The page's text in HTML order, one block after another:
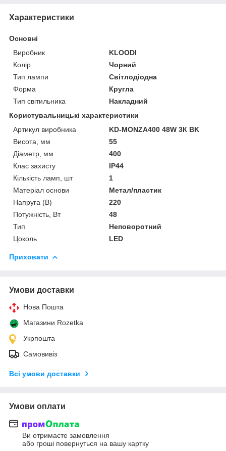
Характеристики
Основні
Виробник
KLOODI
Колір
Чорний
Тип лампи
Світлодіодна
Форма
Кругла
Тип світильника
Накладний
Користувальницькі характеристики
Артикул виробника
KD-MONZA400 48W 3К BK
Висота, мм
55
Діаметр, мм
400
Клас захисту
IP44
Кількість ламп, шт
1
Матеріал основи
Метал/пластик
Напруга (В)
220
Потужність, Вт
48
Тип
Неповоротний
Цоколь
LED
Приховати
Умови доставки
Нова Пошта
Магазини Rozetka
Укрпошта
Самовивіз
Всі умови доставки
Умови оплати
Ви отримаєте замовлення
або гроші повернуться на вашу картку